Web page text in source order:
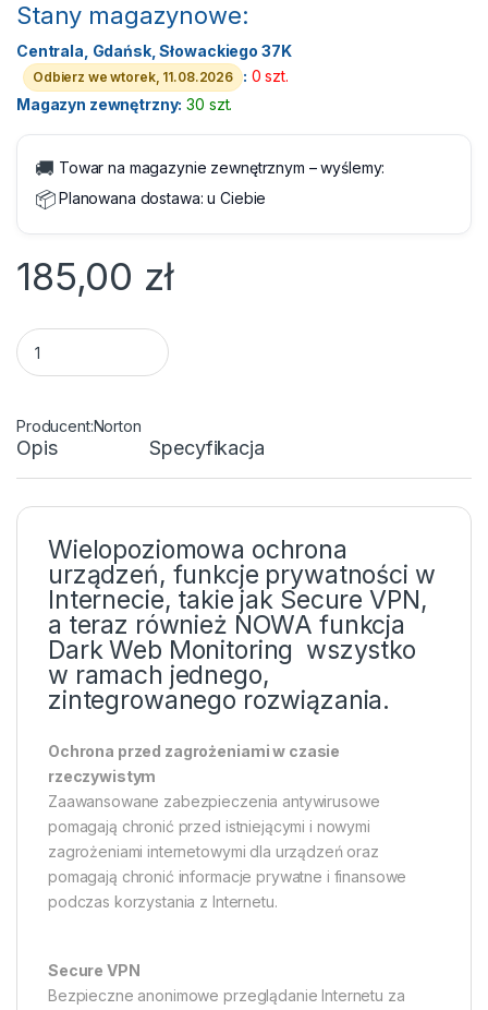
Stany magazynowe:
Centrala, Gdańsk, Słowackiego 37K
Odbierz we wtorek, 11.08.2026 : 0 szt.
Magazyn zewnętrzny: 30 szt.
🚚 Towar na magazynie zewnętrznym – wyślemy:
📦Planowana dostawa:u Ciebie
185,00 zł
Norton 360 Premium 75GB PL 1 Użytkownik 10 Urządzeń 1
Norton
Opis Specyfikacja
Wielopoziomowa ochrona
urządzeń, funkcje prywatności w
Internecie, takie jak Secure VPN,
a teraz również NOWA funkcja
Dark Web Monitoring  wszystko
w ramach jednego,
zintegrowanego rozwiązania.
Ochrona przed zagrożeniami w czasie
rzeczywistym
Zaawansowane zabezpieczenia antywirusowe
pomagają chronić przed istniejącymi i nowymi
zagrożeniami internetowymi dla urządzeń oraz
pomagają chronić informacje prywatne i finansowe
podczas korzystania z Internetu.
Secure VPN
Bezpieczne anonimowe przeglądanie Internetu za